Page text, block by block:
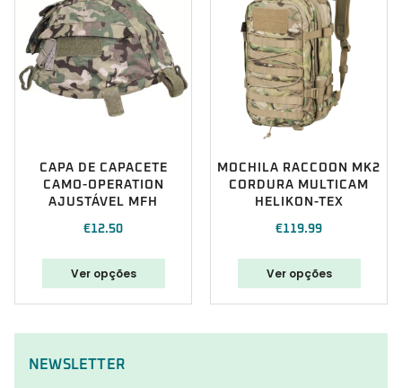
CAPA DE CAPACETE
CAMO-OPERATION
AJUSTÁVEL MFH
€12.50
Ver opções
MOCHILA RACCOON MK2
CORDURA MULTICAM
HELIKON-TEX
€119.99
Ver opções
NEWSLETTER